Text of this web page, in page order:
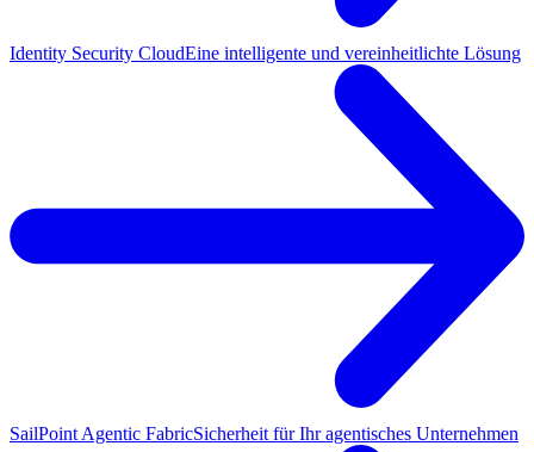
Identity Security CloudEine intelligente und vereinheitlichte Lösung
SailPoint Agentic FabricSicherheit für Ihr agentisches Unternehmen